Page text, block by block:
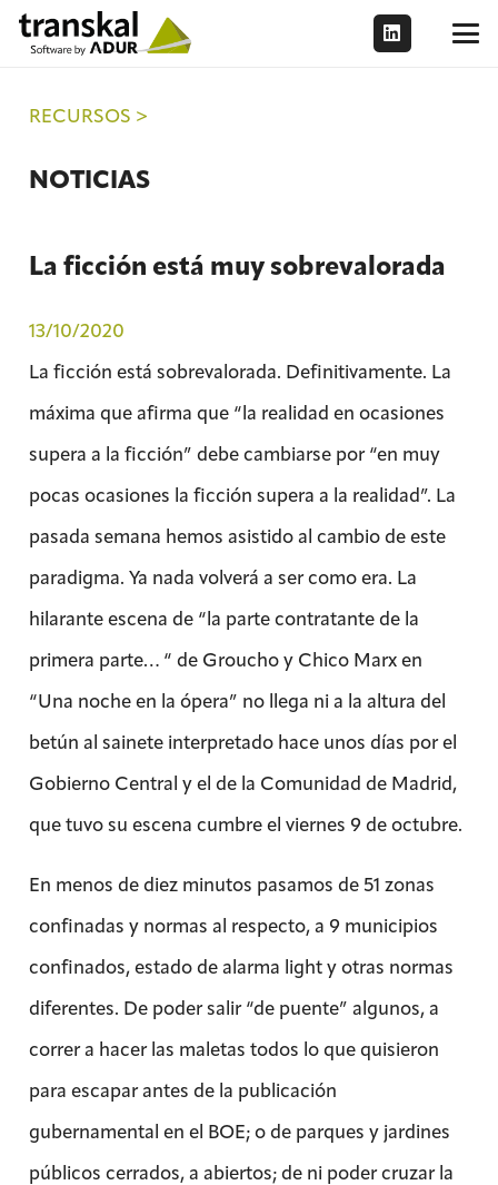
RECURSOS >
NOTICIAS
La ficción está muy sobrevalorada
13/10/2020
La ficción está sobrevalorada. Definitivamente. La
máxima que afirma que “la realidad en ocasiones
supera a la ficción” debe cambiarse por “en muy
pocas ocasiones la ficción supera a la realidad”. La
pasada semana hemos asistido al cambio de este
paradigma. Ya nada volverá a ser como era. La
hilarante escena de “la parte contratante de la
primera parte… “ de Groucho y Chico Marx en
“Una noche en la ópera” no llega ni a la altura del
betún al sainete interpretado hace unos días por el
Gobierno Central y el de la Comunidad de Madrid,
que tuvo su escena cumbre el viernes 9 de octubre.
En menos de diez minutos pasamos de 51 zonas
confinadas y normas al respecto, a 9 municipios
confinados, estado de alarma light y otras normas
diferentes. De poder salir “de puente” algunos, a
correr a hacer las maletas todos lo que quisieron
para escapar antes de la publicación
gubernamental en el BOE; o de parques y jardines
públicos cerrados, a abiertos; de ni poder cruzar la